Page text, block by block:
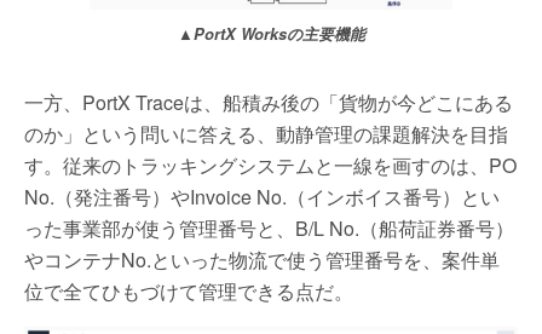
▲PortX Worksの主要機能
一方、PortX Traceは、船積み後の「貨物が今どこにある
のか」という問いに答える、動静管理の課題解決を目指
す。従来のトラッキングシステムと一線を画すのは、PO
No.（発注番号）やInvoice No.（インボイス番号）とい
った事業部が使う管理番号と、B/L No.（船荷証券番号）
やコンテナNo.といった物流で使う管理番号を、案件単
位で全てひもづけて管理できる点だ。